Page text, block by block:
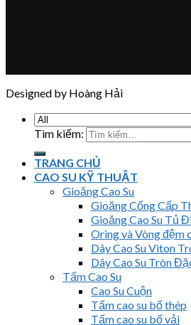
Designed by Hoàng Hải
Tìm kiếm:
TRANG CHỦ
CAO SU KỸ THUẬT
Gioăng Cao Su
Gioăng Cống Cấp
Gioăng Cao Su Tủ
Oring và Vòng đệm
Dây Cao Su Viton
Dây Cao Su Tròn
Tấm Cao Su
Cao Su Cuộn
Tấm cao su bố thép
Tấm cao su bố vải